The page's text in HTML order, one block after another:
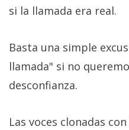
si la llamada era real.
Basta una simple
llamada" si no
desconfianza.
Las voces clonadas